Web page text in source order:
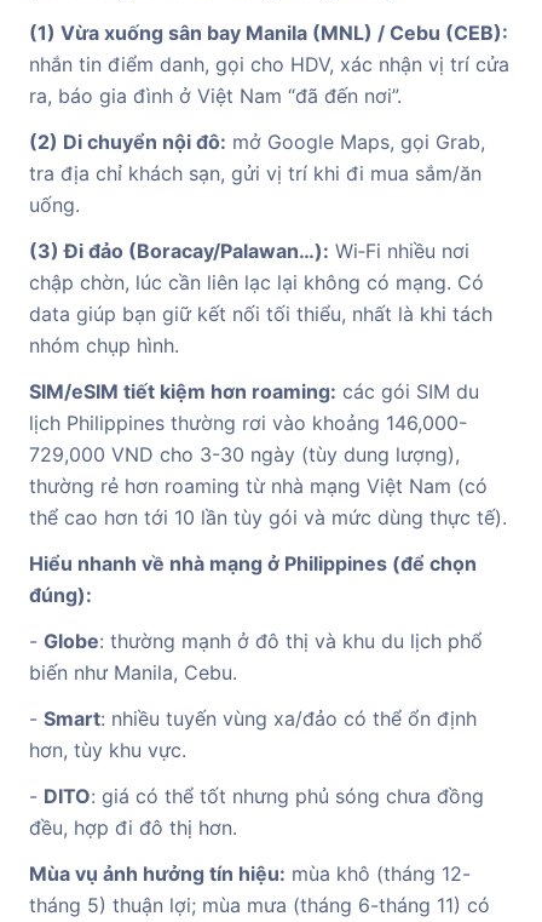
(1) Vừa xuống sân bay Manila (MNL) / Cebu (CEB):
nhắn tin điểm danh, gọi cho HDV, xác nhận vị trí cửa
ra, báo gia đình ở Việt Nam “đã đến nơi”.
(2) Di chuyển nội đô: mở Google Maps, gọi Grab,
tra địa chỉ khách sạn, gửi vị trí khi đi mua sắm/ăn
uống.
(3) Đi đảo (Boracay/Palawan…): Wi‑Fi nhiều nơi
chập chờn, lúc cần liên lạc lại không có mạng. Có
data giúp bạn giữ kết nối tối thiểu, nhất là khi tách
nhóm chụp hình.
SIM/eSIM tiết kiệm hơn roaming: các gói SIM du
lịch Philippines thường rơi vào khoảng 146,000-
729,000 VND cho 3-30 ngày (tùy dung lượng),
thường rẻ hơn roaming từ nhà mạng Việt Nam (có
thể cao hơn tới 10 lần tùy gói và mức dùng thực tế).
Hiểu nhanh về nhà mạng ở Philippines (để chọn
đúng):
- Globe: thường mạnh ở đô thị và khu du lịch phổ
biến như Manila, Cebu.
- Smart: nhiều tuyến vùng xa/đảo có thể ổn định
hơn, tùy khu vực.
- DITO: giá có thể tốt nhưng phủ sóng chưa đồng
đều, hợp đi đô thị hơn.
Mùa vụ ảnh hưởng tín hiệu: mùa khô (tháng 12-
tháng 5) thuận lợi; mùa mưa (tháng 6-tháng 11) có